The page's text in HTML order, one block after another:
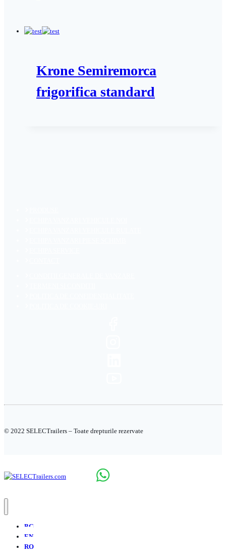
Krone Semiremorca
frigorifica standard
© 2022 SELECTrailers – Toate drepturile rezervate
BG
EN
RO